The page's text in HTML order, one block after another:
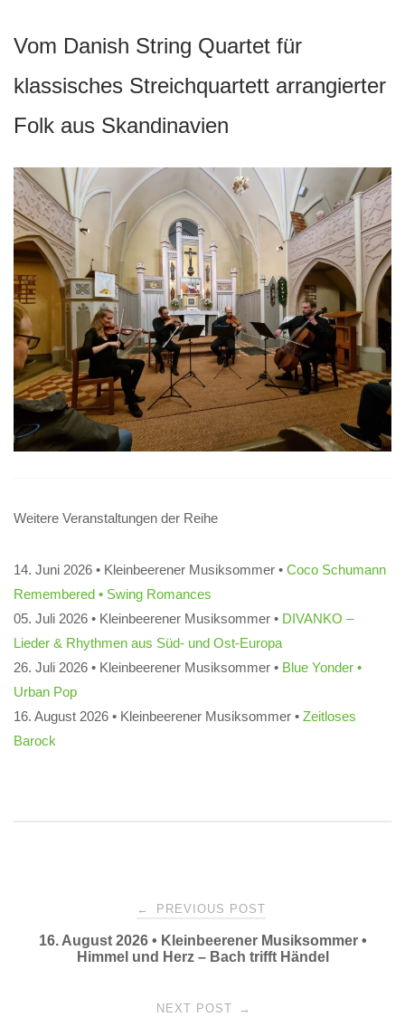
Vom Danish String Quartet für
klassisches Streichquartett arrangierter
Folk aus Skandinavien
Weitere Veranstaltungen der Reihe
14. Juni 2026 • Kleinbeerener Musiksommer • Coco Schumann
Remembered • Swing Romances
05. Juli 2026 • Kleinbeerener Musiksommer • DIVANKO –
Lieder & Rhythmen aus Süd- und Ost-Europa
26. Juli 2026 • Kleinbeerener Musiksommer • Blue Yonder •
Urban Pop
16. August 2026 • Kleinbeerener Musiksommer • Zeitloses
Barock
navigation
← PREVIOUS POST
16. August 2026 • Kleinbeerener Musiksommer •
Himmel und Herz – Bach trifft Händel
NEXT POST →